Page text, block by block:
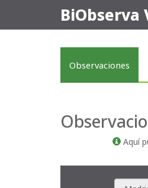
BiObserva
Observaciones
Aquí